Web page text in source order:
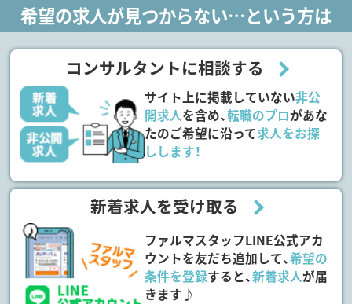
希望の求人が見つからない…という方は
コンサルタントに相談する
サイト上に掲載していない非公
開求人を含め、転職のプロがあな
たのご希望に沿って求人をお探
しします！
新着求人を受け取る
ファルマスタッフLINE公式アカ
ウントを友だち追加して、希望の
条件を登録すると、新着求人が届
きます♪